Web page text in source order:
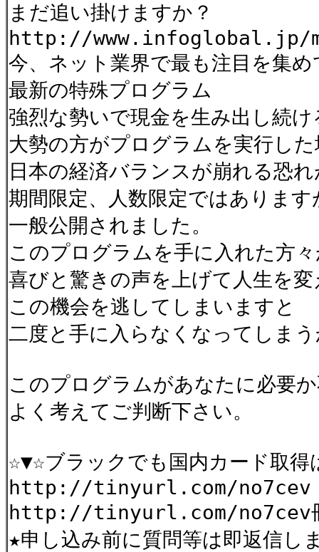
まだ追い掛けますか？
http://www.infoglobal.jp/
今、ネット業界で最も注目を集
最新の特殊プログラム
強烈な勢いで現金を生み出し続
大勢の方がプログラムを実行し
日本の経済バランスが崩れる恐
期間限定、人数限定ではあります
一般公開されました。
このプログラムを手に入れた方
喜びと驚きの声を上げて人生を
この機会を逃してしまいますと
二度と手に入らなくなってしま
このプログラムがあなたに必要
よく考えてご判断下さい。
☆▼☆ブラックでも国内カード取得
http://tinyurl.com/no7cev
http://tinyurl.com/no7cev冊
★申し込み前に質問等は即返信